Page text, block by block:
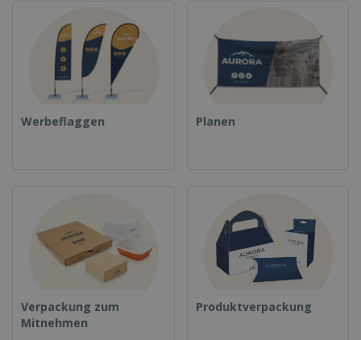
Werbeflaggen Planen
Verpackung zum
Mitnehmen
Produktverpackung